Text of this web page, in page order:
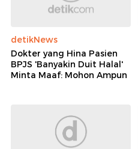
detikNews
Dokter yang Hina Pasien
BPJS 'Banyakin Duit Halal'
Minta Maaf: Mohon Ampun